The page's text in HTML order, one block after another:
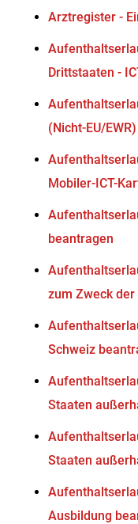
Arztregister -
Drittstaaten -
(Nicht-EU/
Mobiler-ICT-
beantragen
zum Zweck
Schweiz
Staaten
Staaten
Ausbildung